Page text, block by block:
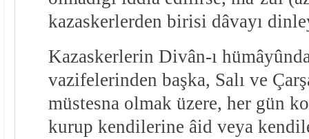
kazaskerlerden birisi dâvayı
Kazaskerlerin Divân-ı
vazifelerinden başka, Salı ve
müstesna olmak üzere, her gün
kurup kendilerine âid veya